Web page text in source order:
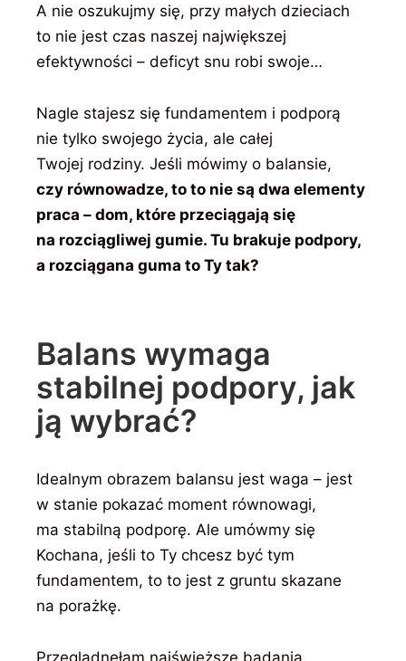
A nie oszukujmy się, przy małych dzieciach
to nie jest czas naszej największej
efektywności – deficyt snu robi swoje…
Nagle stajesz się fundamentem i podporą
nie tylko swojego życia, ale całej
Twojej rodziny. Jeśli mówimy o balansie,
czy równowadze, to to nie są dwa elementy
praca – dom, które przeciągają się
na rozciągliwej gumie. Tu brakuje podpory,
a rozciągana guma to Ty tak?
Balans wymaga
stabilnej podpory, jak
ją wybrać?
Idealnym obrazem balansu jest waga – jest
w stanie pokazać moment równowagi,
ma stabilną podporę. Ale umówmy się
Kochana, jeśli to Ty chcesz być tym
fundamentem, to to jest z gruntu skazane
na porażkę.
Przeglądnęłam najświeższe badania